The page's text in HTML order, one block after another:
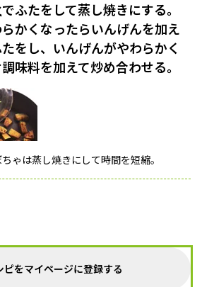
でふたをして蒸し焼きにする。
かくなったらいんげんを加え
をし、いんげんがやわらかく
味料を加えて炒め合わせる。
ゃは蒸し焼きにして時間を短縮。
ピをマイページに登録する